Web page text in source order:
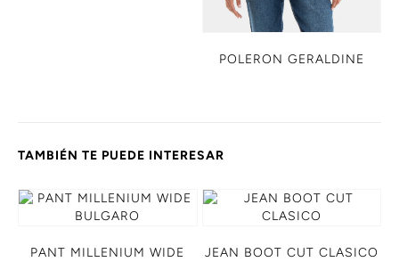
POLERON GERALDINE
TAMBIÉN TE PUEDE INTERESAR
PANT MILLENIUM WIDE
JEAN BOOT CUT CLASICO